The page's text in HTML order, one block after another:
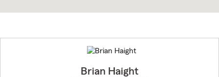
to
before
Brian Haight